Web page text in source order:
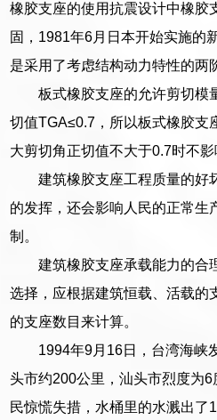
橡胶支座的使用抗震设计中橡胶
固，1981年6月日本开始实施的
是采用了考虑结构动力特性的两
板式橡胶支座的允许剪切模
切值TGA≤0.7，所以板式橡胶支
大剪切角正切值不大于0.7时不影
建筑橡胶支座工程质量的好
的发挥，还会影响人民的正常生
制。
建筑橡胶支座承载能力的合
选择，应根据建筑恒载、活载的
的支座数目来计算。
1994年9月16日，台湾海峡
头市约200公里，汕头市烈度为
民惊慌失措，水桶里的水溅出了